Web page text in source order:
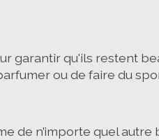
garantir qu'ils restent
ou de faire du
de n’importe quel